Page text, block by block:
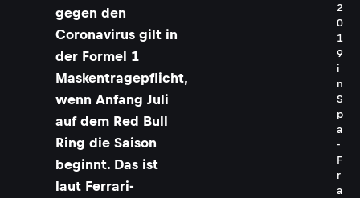
gegen den
Coronavirus gilt in
der Formel 1
Maskentragepflicht,
wenn Anfang Juli
auf dem Red Bull
Ring die Saison
beginnt. Das ist
laut Ferrari-
2
0
1
9
i
n
S
p
a
-
F
r
a